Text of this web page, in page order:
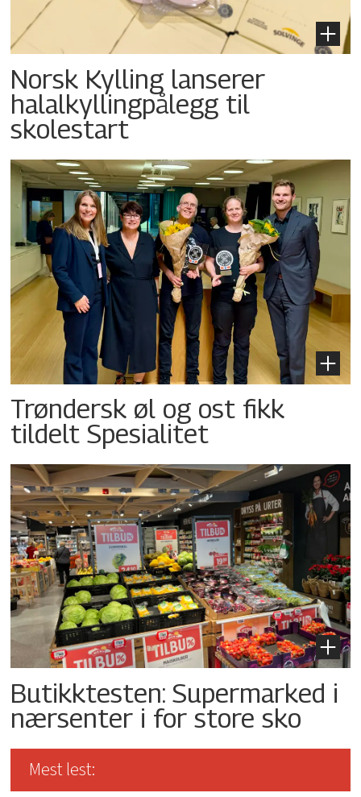
Norsk Kylling lanserer
halalkyllingpålegg til
skolestart
Trøndersk øl og ost fikk
tildelt Spesialitet
Butikktesten: Supermarked i
nærsenter i for store sko
Mest lest: